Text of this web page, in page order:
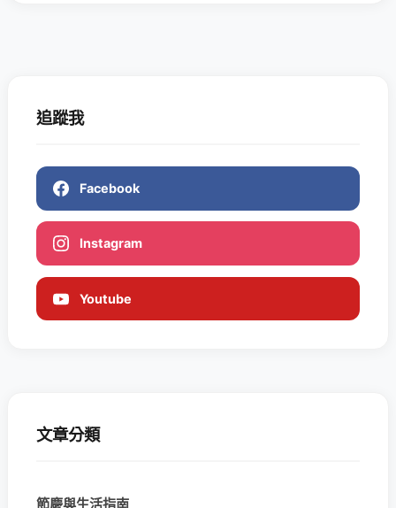
追蹤我
Facebook
Instagram
Youtube
文章分類
節慶與生活指南